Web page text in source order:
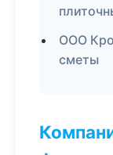
ООО
сметы